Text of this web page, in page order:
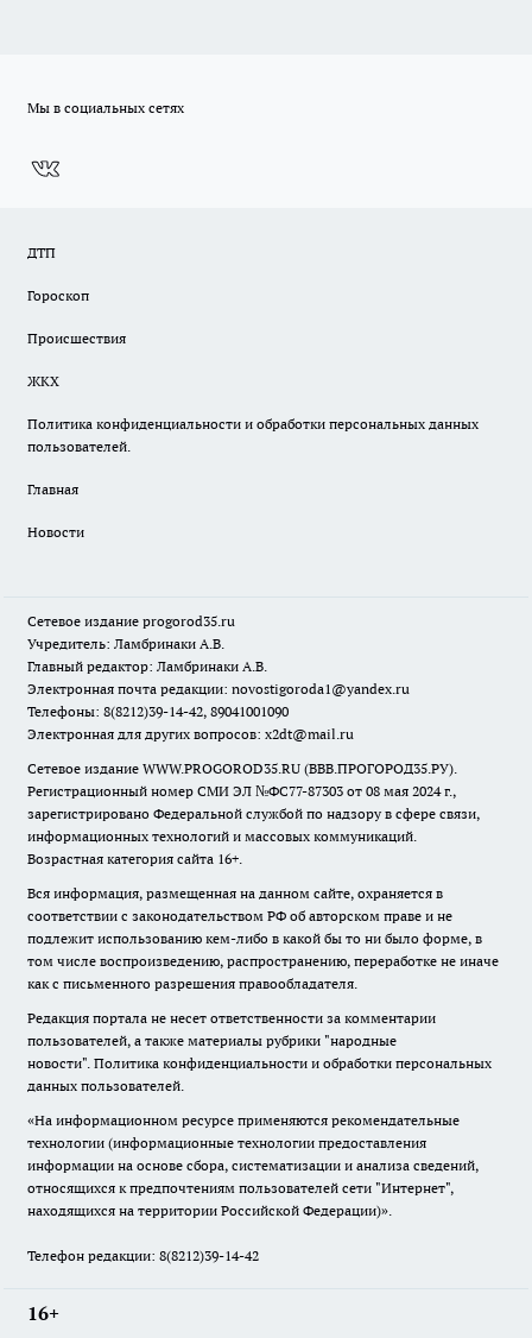
Мы в социальных сетях
ДТП
Гороскоп
Происшествия
ЖКХ
Политика конфиденциальности и обработки персональных данных
пользователей.
Главная
Новости
Сетевое издание progorod35.ru
Учредитель: Ламбринаки А.В.
Главный редактор: Ламбринаки А.В.
Электронная почта редакции: novostigoroda1@yandex.ru
Телефоны: 8(8212)39-14-42, 89041001090
Электронная для других вопросов: x2dt@mail.ru
Сетевое издание WWW.PROGOROD35.RU (ВВВ.ПРОГОРОД35.РУ).
Регистрационный номер СМИ ЭЛ №ФС77-87303 от 08 мая 2024 г.,
зарегистрировано Федеральной службой по надзору в сфере связи,
информационных технологий и массовых коммуникаций.
Возрастная категория сайта 16+.
Вся информация, размещенная на данном сайте, охраняется в
соответствии с законодательством РФ об авторском праве и не
подлежит использованию кем-либо в какой бы то ни было форме, в
том числе воспроизведению, распространению, переработке не иначе
как с письменного разрешения правообладателя.
Редакция портала не несет ответственности за комментарии
пользователей, а также материалы рубрики "народные
новости". Политика конфиденциальности и обработки персональных
данных пользователей.
«На информационном ресурсе применяются рекомендательные
технологии (информационные технологии предоставления
информации на основе сбора, систематизации и анализа сведений,
относящихся к предпочтениям пользователей сети "Интернет",
находящихся на территории Российской Федерации)».
Телефон редакции: 8(8212)39-14-42
16+